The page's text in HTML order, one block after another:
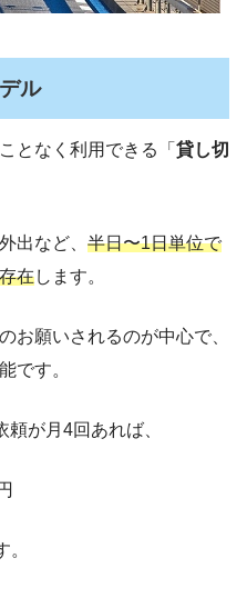
ル
となく利用できる「 貸し切
出など、 半日〜1日単位で
在します。
お願いされるのが中心で、
です。
が月4回あれば、